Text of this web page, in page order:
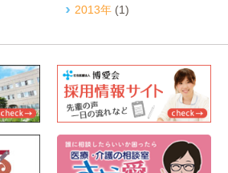
2013年 (1)